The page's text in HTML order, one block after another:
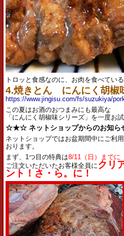
トロッと食感なのに、お肉を食べてい
4.焼きとん にんにく胡椒
https://www.jingisu.com/fs/suzukiya/
この夏はお酒のおつまみにも最高な
「にんにく胡椒味シリーズ」を一度お
☆★☆ ネットショップからのお知
ネットショップではお盆期間中にご利
おります。
まず、1つ目の特典は8/11（日）までに
ご注文いただいたお客様全員に クリ
ント！さ・ら。に！